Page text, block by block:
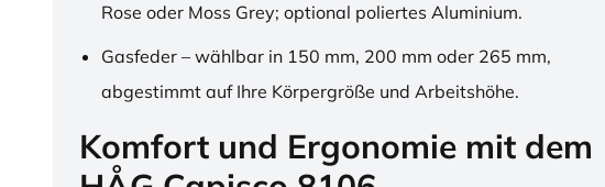
Rose oder Moss Grey; optional poliertes Aluminium.
Gasfeder – wählbar in 150 mm, 200 mm oder 265 mm,
abgestimmt auf Ihre Körpergröße und Arbeitshöhe.
Komfort und Ergonomie mit dem